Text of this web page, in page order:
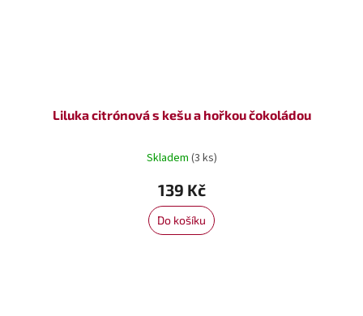
Liluka citrónová s kešu a hořkou čokoládou
Skladem (3 ks)
139 Kč
Do košíku